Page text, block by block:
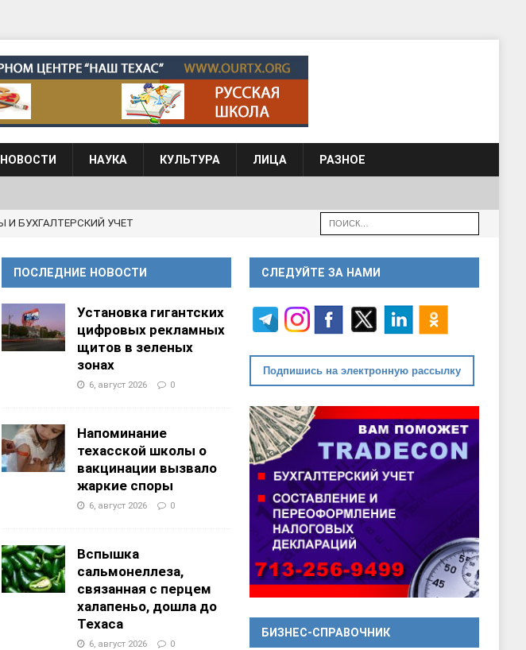
НАУКА КУЛЬТУРА ЛИЦА РАЗНОЕ
И БУХГАЛТЕРСКИЙ УЧЕТ
“Наш Техас”
ШКОЛЫ И
ПОСЛЕДНИЕ НОВОСТИ
Установка гигантских
цифровых рекламных
щитов в зеленых
зонах
6, август 2026 0
Напоминание
техасской школы о
вакцинации вызвало
жаркие споры
6, август 2026 0
Вспышка
сальмонеллеза,
связанная с перцем
халапеньо, дошла до
Техаса
6, август 2026 0
СЛЕДУЙТЕ ЗА НАМИ
Подпишись на электронную рассылку
БИЗНЕС-СПРАВОЧНИК